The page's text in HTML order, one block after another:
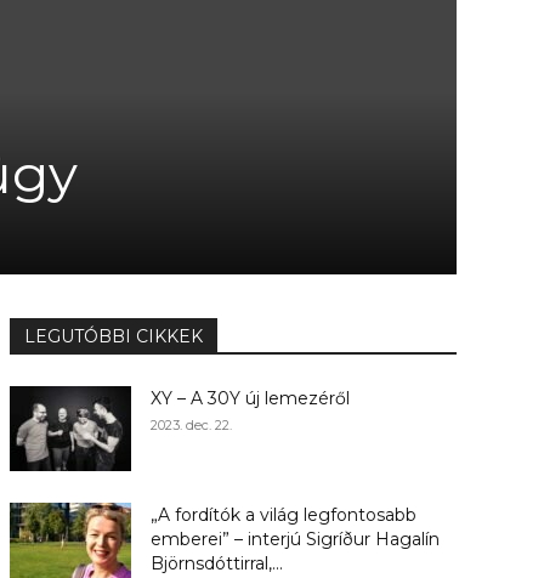
LEGUTÓBBI CIKKEK
XY – A 30Y új lemezéről
2023. dec. 22.
„A fordítók a világ legfontosabb
emberei” – interjú Sigríður Hagalín
Björnsdóttirral,...